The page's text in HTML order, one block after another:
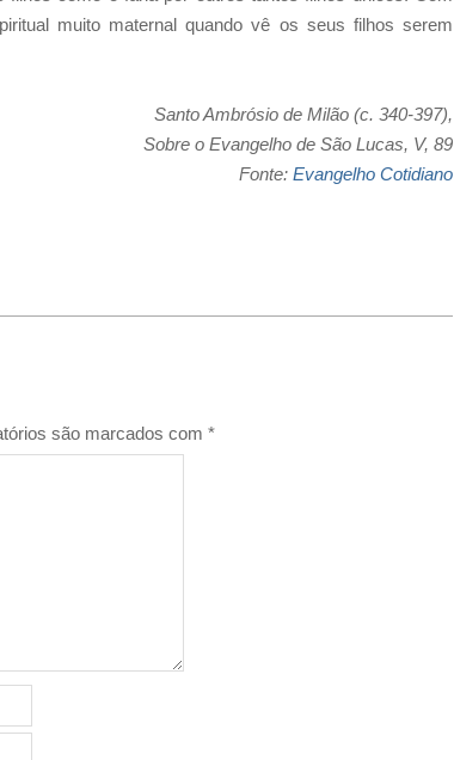
muito maternal quando vê os seus filhos serem
Santo Ambrósio de Milão (c. 340-397),
Sobre o Evangelho de São Lucas, V, 89
Fonte: Evangelho Cotidiano
são marcados com *